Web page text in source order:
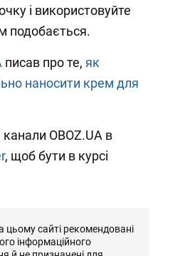
і використовуйте
подобається.
писав про те, як
наносити крем для
OBOZ.UA в
, щоб бути в курсі
цьому сайті рекомендовані
інформаційного